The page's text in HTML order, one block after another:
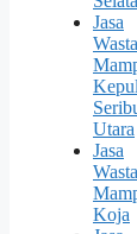
Jasa
Utara
Jasa
Koja